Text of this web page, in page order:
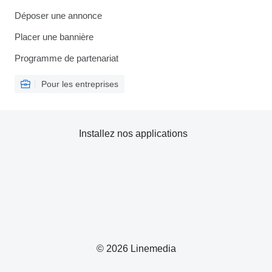
Déposer une annonce
Placer une bannière
Programme de partenariat
Pour les entreprises
© 2026 Linemedia
Installez nos applications